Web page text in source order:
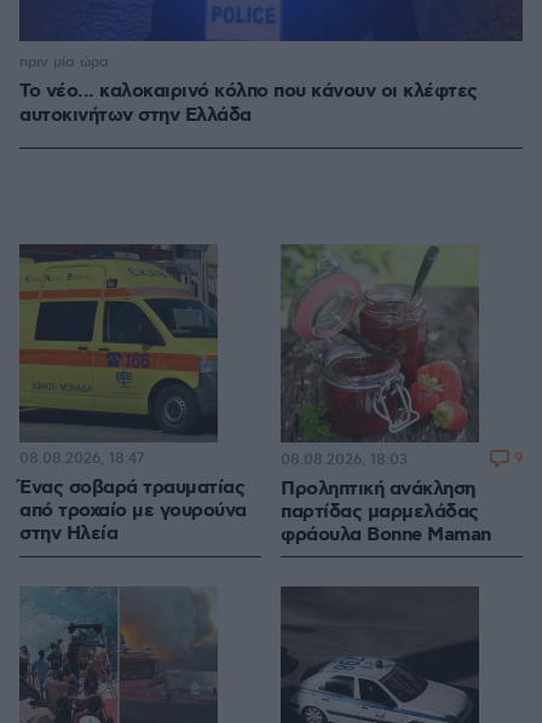
Το νέο... καλοκαιρινό κόλπο που κάνουν οι κλέφτες
αυτοκινήτων στην Ελλάδα
πριν μία ώρα
Ένας σοβαρά τραυματίας
από τροχαίο με γουρούνα
στην Ηλεία
08.08.2026, 18:47
Προληπτική ανάκληση
παρτίδας μαρμελάδας
φράουλα Bonne Maman
08.08.2026, 18:03 9